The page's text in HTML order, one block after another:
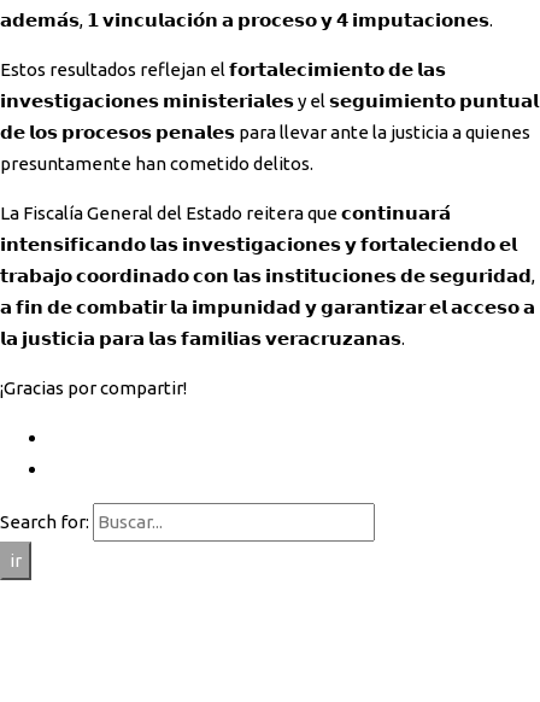
𝗮𝗱𝗲𝗺𝗮́𝘀, 𝟭 𝘃𝗶𝗻𝗰𝘂𝗹𝗮𝗰𝗶𝗼́𝗻 𝗮 𝗽𝗿𝗼𝗰𝗲𝘀𝗼 𝘆 𝟰 𝗶𝗺𝗽𝘂𝘁𝗮𝗰𝗶𝗼𝗻𝗲𝘀.
Estos resultados reflejan el 𝗳𝗼𝗿𝘁𝗮𝗹𝗲𝗰𝗶𝗺𝗶𝗲𝗻𝘁𝗼 𝗱𝗲 𝗹𝗮𝘀
𝗶𝗻𝘃𝗲𝘀𝘁𝗶𝗴𝗮𝗰𝗶𝗼𝗻𝗲𝘀 𝗺𝗶𝗻𝗶𝘀𝘁𝗲𝗿𝗶𝗮𝗹𝗲𝘀 y el 𝘀𝗲𝗴𝘂𝗶𝗺𝗶𝗲𝗻𝘁𝗼 𝗽𝘂𝗻𝘁𝘂𝗮𝗹
𝗱𝗲 𝗹𝗼𝘀 𝗽𝗿𝗼𝗰𝗲𝘀𝗼𝘀 𝗽𝗲𝗻𝗮𝗹𝗲𝘀 para llevar ante la justicia a quienes
presuntamente han cometido delitos.
La Fiscalía General del Estado reitera que 𝗰𝗼𝗻𝘁𝗶𝗻𝘂𝗮𝗿𝗮́
𝗶𝗻𝘁𝗲𝗻𝘀𝗶𝗳𝗶𝗰𝗮𝗻𝗱𝗼 𝗹𝗮𝘀 𝗶𝗻𝘃𝗲𝘀𝘁𝗶𝗴𝗮𝗰𝗶𝗼𝗻𝗲𝘀 𝘆 𝗳𝗼𝗿𝘁𝗮𝗹𝗲𝗰𝗶𝗲𝗻𝗱𝗼 𝗲𝗹
𝘁𝗿𝗮𝗯𝗮𝗷𝗼 𝗰𝗼𝗼𝗿𝗱𝗶𝗻𝗮𝗱𝗼 𝗰𝗼𝗻 𝗹𝗮𝘀 𝗶𝗻𝘀𝘁𝗶𝘁𝘂𝗰𝗶𝗼𝗻𝗲𝘀 𝗱𝗲 𝘀𝗲𝗴𝘂𝗿𝗶𝗱𝗮𝗱,
𝗮 𝗳𝗶𝗻 𝗱𝗲 𝗰𝗼𝗺𝗯𝗮𝘁𝗶𝗿 𝗹𝗮 𝗶𝗺𝗽𝘂𝗻𝗶𝗱𝗮𝗱 𝘆 𝗴𝗮𝗿𝗮𝗻𝘁𝗶𝘇𝗮𝗿 𝗲𝗹 𝗮𝗰𝗰𝗲𝘀𝗼 𝗮
𝗹𝗮 𝗷𝘂𝘀𝘁𝗶𝗰𝗶𝗮 𝗽𝗮𝗿𝗮 𝗹𝗮𝘀 𝗳𝗮𝗺𝗶𝗹𝗶𝗮𝘀 𝘃𝗲𝗿𝗮𝗰𝗿𝘂𝘇𝗮𝗻𝗮𝘀.
¡Gracias por compartir!
Search for:
ir